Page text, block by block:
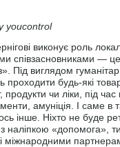
youcontrol
виконує роль
співзасновниками —
Під виглядом
проходити будь-які
продукти чи ліки, під
амуніція. І саме в
інше. Ніхто не буде
наліпкою «допомога»,
міжнародними